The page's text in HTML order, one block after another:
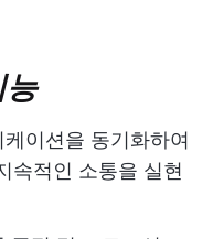
이션을 동기화하여
속적인 소통을 실현